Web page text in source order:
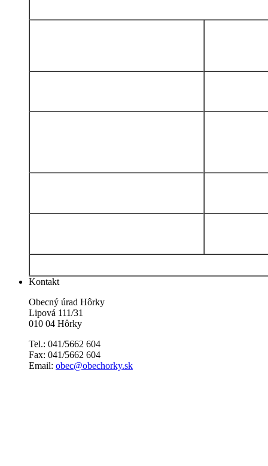
Kontakt
Obecný úrad Hôrky
Lipová 111/31
010 04 Hôrky
Tel.: 041/5662 604
Fax: 041/5662 604
Email: obec@obechorky.sk